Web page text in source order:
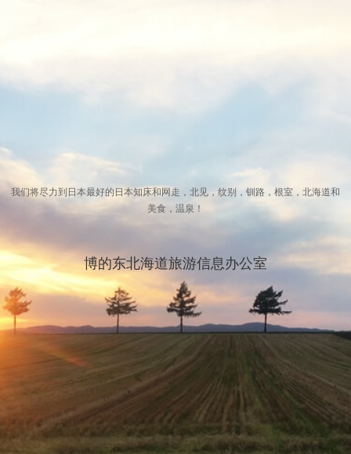
我们将尽力到日本最好的日本知床和网走，北见，纹别，钏路，根室，北海道和
美食，温泉！
博的东北海道旅游信息办公室